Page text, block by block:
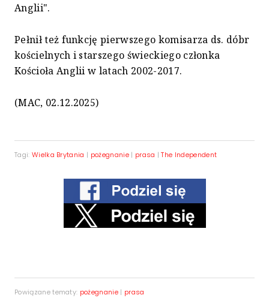
Anglii".
Pełnił też funkcję pierwszego komisarza ds. dóbr
kościelnych i starszego świeckiego członka
Kościoła Anglii w latach 2002-2017.
(MAC, 02.12.2025)
Tagi: Wielka Brytania | pożegnanie| prasa |The Independent
Powiązane tematy: pożegnanie| prasa